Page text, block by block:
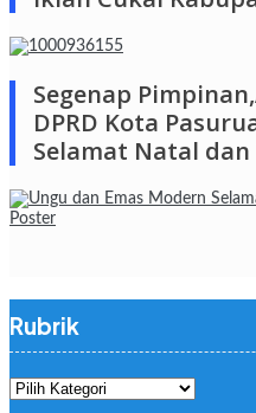
Segenap
DPRD Kota
Selamat Natal
Rubrik
Rubrik